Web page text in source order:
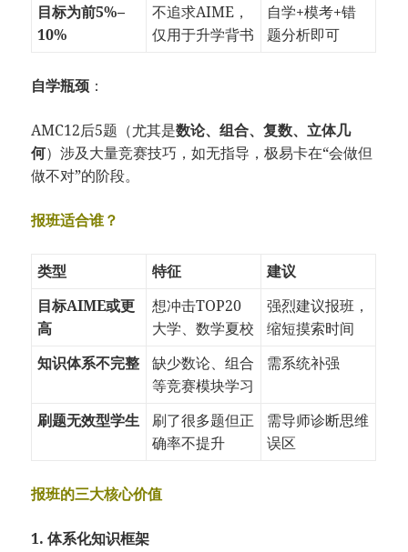
目标为前5%–
10%
不追求AIME，
仅用于升学背书
自学+模考+错
题分析即可
自学瓶颈 ：
AMC12后5题（尤其是数论、组合、复数、立体几
何）涉及大量竞赛技巧，如无指导，极易卡在“会做但
做不对”的阶段。
报班适合谁？
类型 特征
建议
目标AIME或更
高
想冲击TOP20
大学、数学夏校
强烈建议报班，
缩短摸索时间
知识体系不完整
缺少数论、组合
等竞赛模块学习
需系统补强
刷题无效型学生
刷了很多题但正
确率不提升
需导师诊断思维
误区
报班的三大核心价值
1. 体系化知识框架